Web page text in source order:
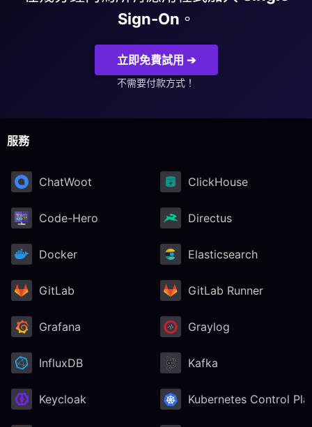
Redis®*
RethinkDB
Sign-On 。
立即免費試用 ➔
不需要付款方式！
服務
ChatWoot ClickHouse
Code-Hero Directus
Docker Elasticsearch
GitLab GitLab Runner
Grafana Graylog
InfluxDB Kafka
Keycloak Kubernetes Control